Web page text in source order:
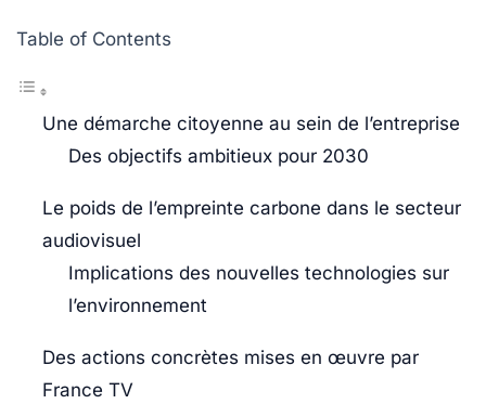
Table of Contents
Une démarche citoyenne au sein de l’entreprise
Des objectifs ambitieux pour 2030
Le poids de l’empreinte carbone dans le secteur
audiovisuel
Implications des nouvelles technologies sur
l’environnement
Des actions concrètes mises en œuvre par
France TV